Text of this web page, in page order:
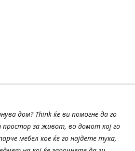
дом? Think ќе ви помогне да го
за живот, во домот кој го
мебел кое ќе го најдете тука,